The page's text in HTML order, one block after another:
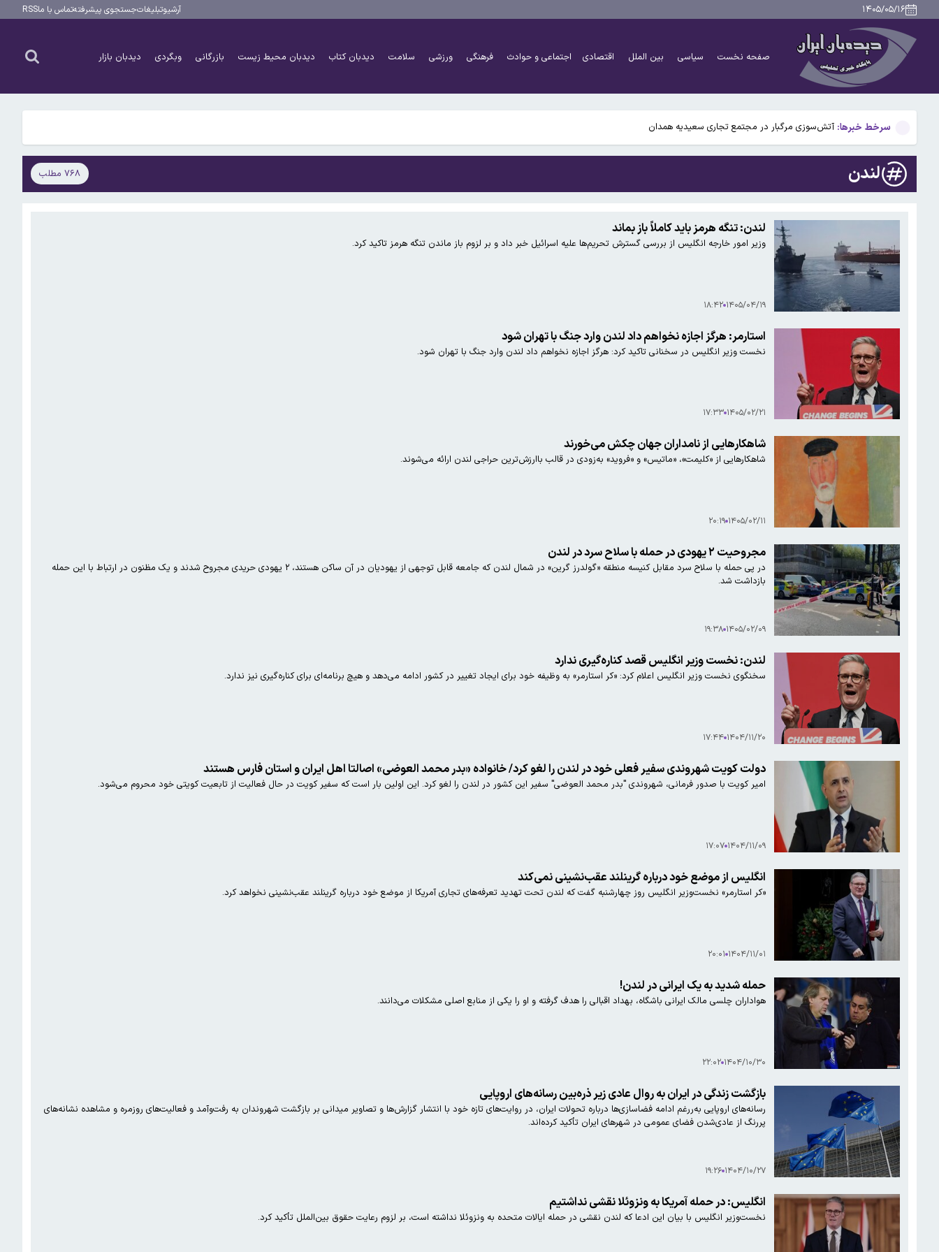
۱۴۰۵/۰۵/۱۶ آرشیوتبلیغاتجستجوی پیشرفتهتماس با ماRSS
صفحه نخست سیاسی بین الملل اقتصادی اجتماعی و حوادث فرهنگی ورزشی سلامت دیدبان کتاب دیدبان محیط زیست بازرگانی وبگردی دیدبان بازار
سرخط خبرها:
بوگاتی سفارشی با نام «دِستِریِر» معرفی شد / W۱۶ هنوز نفس می‌کشد /عکس و فیلم
یافته جدید: سرعت گرمایش جهانی در یک دهه گذشته تقریباً دو برابر شده است
جزئیات جدید افزایش سنوات بازنشستگی/ چه کسانی باید بیشتر کار کنند و چه افرادی معاف هستند؟
آتش‌سوزی مرگبار در مجتمع تجاری سعیدیه همدان
دانشمندان راز آبشار خونین جنوبگان را کشف کردند
یافته جدید: سرعت گرمایش جهانی در یک دهه گذشته تقریباً دو برابر شده است
جزئیات جدید افزایش سنوات بازنشستگی/ چه کسانی باید بیشتر کار کنند و چه افرادی معاف هستند؟
لندن ۷۶۸ مطلب
لندن: تنگه هرمز باید کاملاً باز بماند
وزیر امور خارجه انگلیس از بررسی گسترش تحریم‌ها علیه اسرائیل خبر داد و بر لزوم باز ماندن تنگه هرمز تاکید کرد.
۱۴۰۵/۰۴/۱۹ ۱۸:۴۲
استارمر: هرگز اجازه نخواهم داد لندن وارد جنگ با تهران شود
نخست وزیر انگلیس در سخنانی تاکید کرد: هرگز اجازه نخواهم داد لندن وارد جنگ با تهران شود.
۱۴۰۵/۰۲/۲۱ ۱۷:۳۳
شاهکارهایی از نامداران جهان چکش می‌خورند
شاهکارهایی از «کلیمت»، «ماتیس» و «فروید» به‌زودی در قالب باارزش‌ترین حراجی لندن ارائه می‌شوند.
۱۴۰۵/۰۲/۱۱ ۲۰:۱۹
مجروحیت ۲ یهودی در حمله با سلاح سرد در لندن
در پی حمله‌ با سلاح سرد مقابل کنیسه منطقه «گولدرز گرین» در شمال لندن که جامعه قابل توجهی از یهودیان در آن ساکن هستند، ۲ یهودی حریدی مجروح شدند و یک مظنون در ارتباط با این حمله
بازداشت شد.
۱۴۰۵/۰۲/۰۹ ۱۹:۳۸
لندن: نخست وزیر انگلیس قصد کناره‌گیری ندارد
سخنگوی نخست وزیر انگلیس اعلام کرد: «کر استارمر» به وظیفه خود برای ایجاد تغییر در کشور ادامه می‌دهد و هیچ برنامه‌ای برای کناره‌گیری نیز ندارد.
۱۴۰۴/۱۱/۲۰ ۱۷:۴۴
دولت کویت شهروندی سفیر فعلی خود در لندن را لغو کرد/ خانواده «بدر محمد العوضی» اصالتا اهل ایران و استان فارس هستند
امیر کویت با صدور فرمانی، شهروندی "بدر محمد العوضی" سفیر این کشور در لندن را لغو کرد. این اولین بار است که سفیر کویت در حال فعالیت از تابعیت کویتی خود محروم می‌شود.
۱۴۰۴/۱۱/۰۹ ۱۷:۰۷
انگلیس از موضع خود درباره گرینلند عقب‌نشینی نمی‌کند
«کر استارمر» نخست‌وزیر انگلیس روز چهارشنبه گفت که لندن تحت تهدید تعرفه‌های تجاری آمریکا از موضع خود درباره گرینلند عقب‌نشینی نخواهد کرد.
۱۴۰۴/۱۱/۰۱ ۲۰:۰۱
حمله شدید به یک ایرانی در لندن!
هواداران چلسی مالک ایرانی باشگاه، بهداد اقبالی را هدف گرفته و او را یکی از منابع اصلی مشکلات می‌دانند.
۱۴۰۴/۱۰/۳۰ ۲۲:۰۲
بازگشت زندگی در ایران به روال عادی زیر ذره‌بین رسانه‌های اروپایی
رسانه‌های اروپایی به‌ررغم ادامه فضاسازی‌ها درباره تحولات ایران، در روایت‌های تازه خود با انتشار گزارش‌ها و تصاویر میدانی بر بازگشت شهروندان به رفت‌وآمد و فعالیت‌های روزمره و مشاهده نشانه‌های
پررنگ از عادی‌شدن فضای عمومی در شهرهای ایران تأکید کرده‌اند.
۱۴۰۴/۱۰/۲۷ ۱۹:۲۶
انگلیس: در حمله آمریکا به ونزوئلا نقشی نداشتیم
نخست‌وزیر انگلیس با بیان این ادعا که لندن نقشی در حمله ایالات متحده به ونزوئلا نداشته است، بر لزوم رعایت حقوق بین‌الملل تأکید کرد.